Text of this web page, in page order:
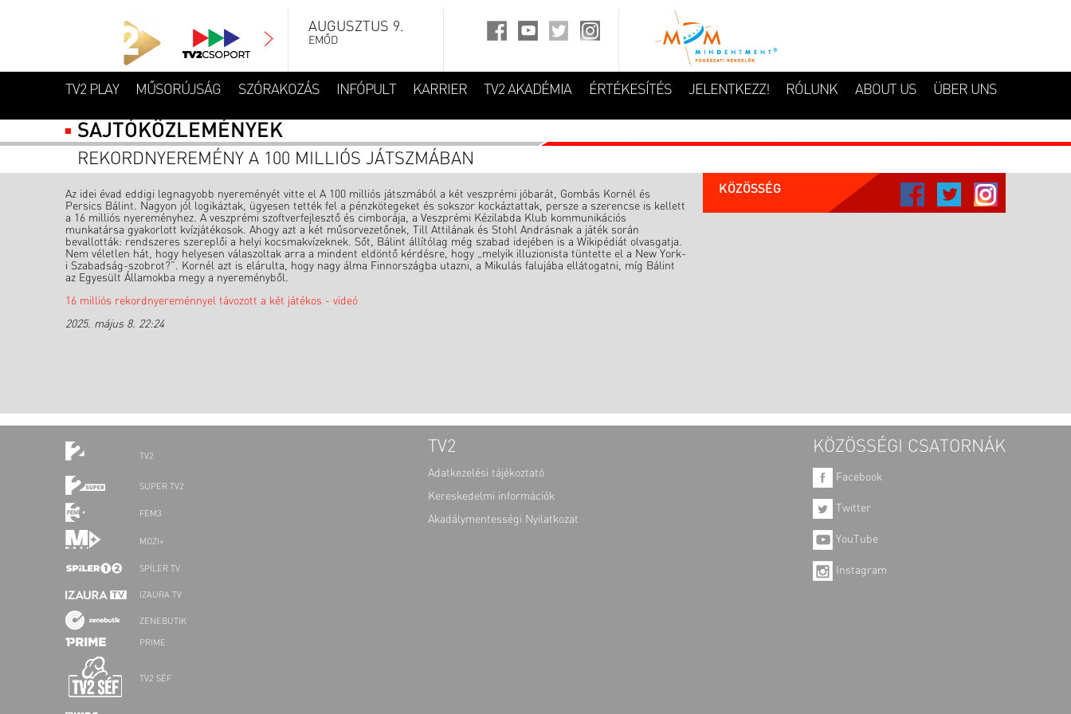
AUGUSZTUS 9.
EMŐD
TV2 PLAY MŰSORÚJSÁG SZÓRAKOZÁS INFÓPULT KARRIER TV2 AKADÉMIA ÉRTÉKESÍTÉS JELENTKEZZ! RÓLUNK ABOUT US ÜBER UNS
SAJTÓKÖZLEMÉNYEK
REKORDNYEREMÉNY A 100 MILLIÓS JÁTSZMÁBAN
Az idei évad eddigi legnagyobb nyereményét vitte el A 100 milliós játszmából a két veszprémi jóbarát, Gombás Kornél és
Persics Bálint. Nagyon jól logikáztak, ügyesen tették fel a pénzkötegeket és sokszor kockáztattak, persze a szerencse is kellett
a 16 milliós nyereményhez. A veszprémi szoftverfejlesztő és cimborája, a Veszprémi Kézilabda Klub kommunikációs
munkatársa gyakorlott kvízjátékosok. Ahogy azt a két műsorvezetőnek, Till Attilának és Stohl Andrásnak a játék során
bevallották: rendszeres szereplői a helyi kocsmakvízeknek. Sőt, Bálint állítólag még szabad idejében is a Wikipédiát olvasgatja.
Nem véletlen hát, hogy helyesen válaszoltak arra a mindent eldöntő kérdésre, hogy „melyik illuzionista tüntette el a New York-
i Szabadság-szobrot?”. Kornél azt is elárulta, hogy nagy álma Finnországba utazni, a Mikulás falujába ellátogatni, míg Bálint
az Egyesült Államokba megy a nyereményből.
16 milliós rekordnyereménnyel távozott a két játékos - videó
2025. május 8. 22:24
KÖZÖSSÉG
TV2
SUPER TV2
FEM3
MOZI+
SPÍLER TV
IZAURA TV
ZENEBUTIK
PRIME
TV2 SÉF
TV2
Adatkezelési tájékoztató
Kereskedelmi információk
Akadálymentességi Nyilatkozat
KÖZÖSSÉGI CSATORNÁK
Facebook
Twitter
YouTube
Instagram